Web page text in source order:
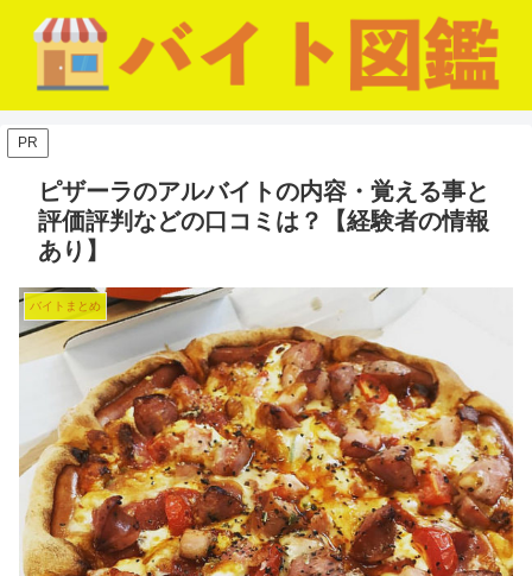
PR
ピザーラのアルバイトの内容・覚える事と
評価評判などの口コミは？【経験者の情報
あり】
バイトまとめ